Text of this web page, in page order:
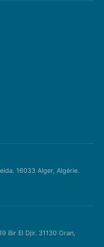
16033 Alger, Algérie.
Bir El Djir. 31130 Oran,